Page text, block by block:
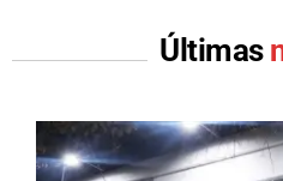
Últimas